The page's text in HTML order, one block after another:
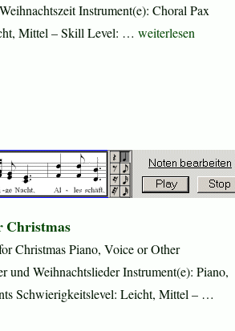
Instrument(e): Choral Pax
Mittel – Skill Level: … „We Wish You A
weiterlesen
Christmas
Christmas Piano, Voice or Other
und Weihnachtslieder Instrument(e): Piano,
Schwierigkeitslevel: Leicht, Mittel – …